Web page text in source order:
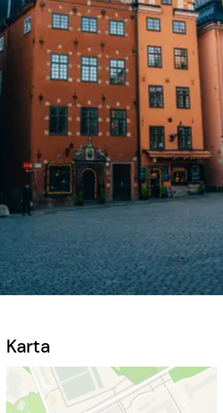
Karta